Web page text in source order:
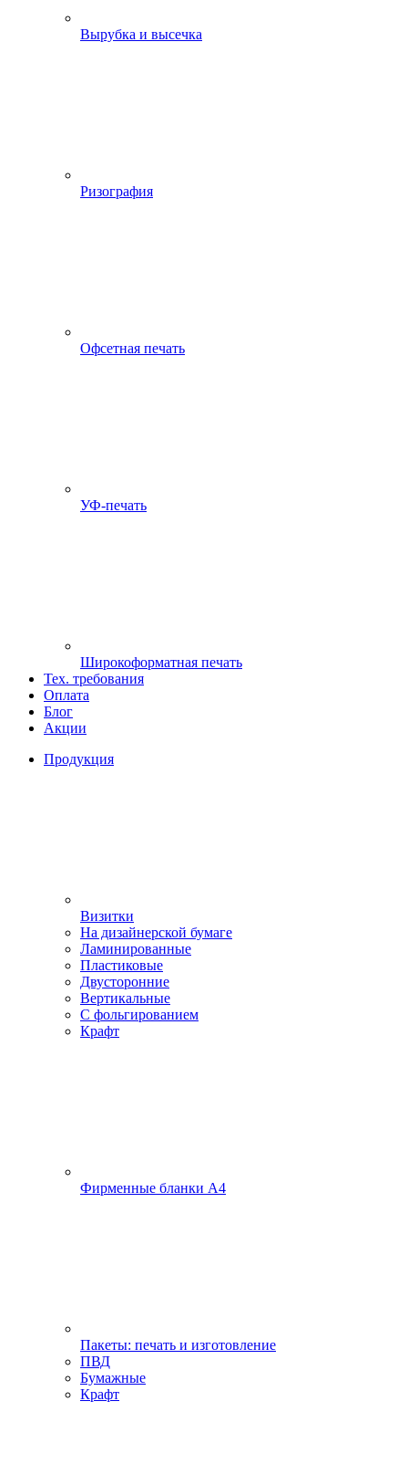
Вырубка и высечка
Ризография
Офсетная печать
УФ-печать
Широкоформатная печать
Тех. требования
Оплата
Блог
Акции
Продукция
Визитки
На дизайнерской бумаге
Ламинированные
Пластиковые
Двусторонние
Вертикальные
С фольгированием
Крафт
Фирменные бланки А4
Пакеты: печать и изготовление
ПВД
Бумажные
Крафт